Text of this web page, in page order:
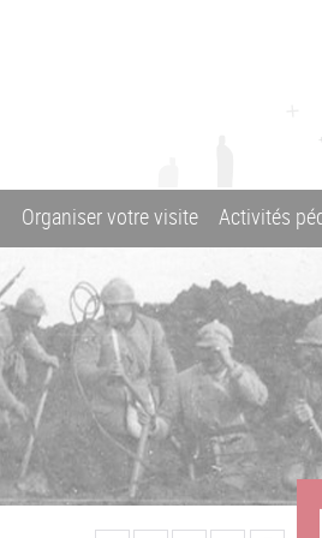
Organiser votre visite Activités